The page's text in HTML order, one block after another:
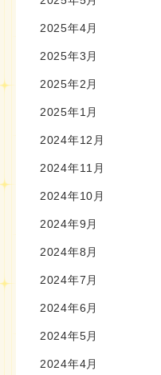
2025年4月
2025年3月
2025年2月
2025年1月
2024年12月
2024年11月
2024年10月
2024年9月
2024年8月
2024年7月
2024年6月
2024年5月
2024年4月